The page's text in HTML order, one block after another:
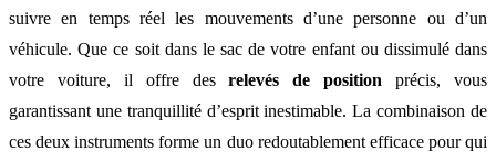
suivre en temps réel les mouvements d’une personne ou d’un
véhicule. Que ce soit dans le sac de votre enfant ou dissimulé dans
votre voiture, il offre desrelevés de position précis, vous
garantissant une tranquillité d’esprit inestimable. La combinaison de
ces deux instruments forme un duo redoutablement efficace pour qui